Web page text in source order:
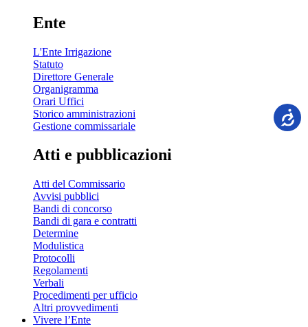
Ente
L'Ente Irrigazione
Statuto
Direttore Generale
Organigramma
Orari Uffici
Storico amministrazioni
Gestione commissariale
Atti e pubblicazioni
Atti del Commissario
Avvisi pubblici
Bandi di concorso
Bandi di gara e contratti
Determine
Modulistica
Protocolli
Regolamenti
Verbali
Procedimenti per ufficio
Altri provvedimenti
Vivere l’Ente